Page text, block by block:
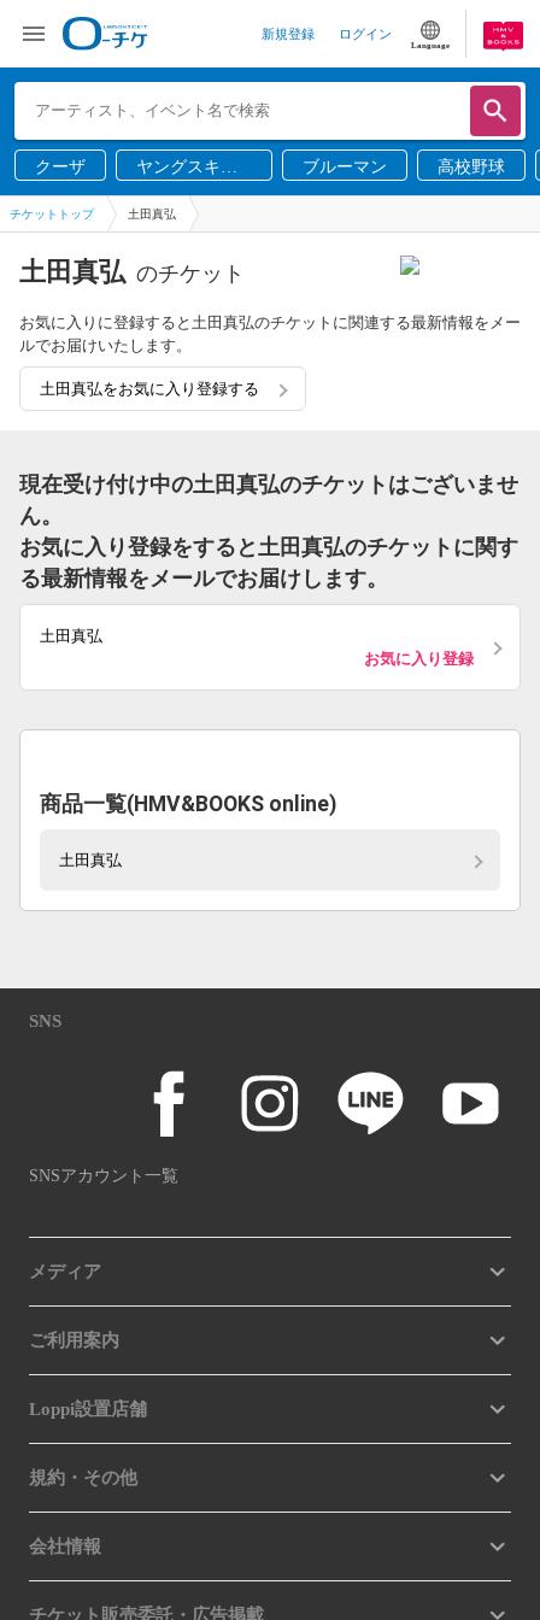
新規登録 ログイン
Language
クーザ
ヤングスキニ
ー
ブルーマン 高校野球
チケットトップ 土田真弘
土田真弘 のチケット
お気に入りに登録すると土田真弘のチケットに関連する最新情報をメー
ルでお届けいたします。
土田真弘をお気に入り登録する
現在受け付け中の土田真弘のチケットはございませ
ん。
お気に入り登録をすると土田真弘のチケットに関す
る最新情報をメールでお届けします。
土田真弘
お気に入り登録
商品一覧(HMV&BOOKS online)
土田真弘
SNS
SNSアカウント一覧
メディア
ご利用案内
Loppi設置店舗
規約・その他
会社情報
チケット販売委託・広告掲載